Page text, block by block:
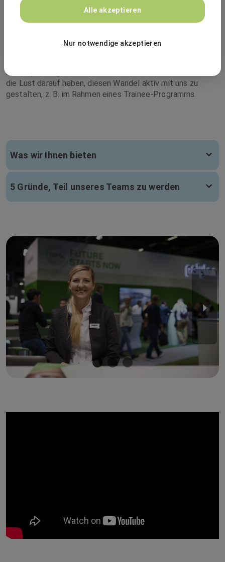
Darüber hinaus erwarten Sie bei uns aber viele weitere
Vorteile, wie zum Beispiel Dienstrad oder Dienstwagen (je
Corporate Benefits oder Zuschüsse zur Altersvorsorge.
neue, sportbegeisterte Mitarbeiterinnen und Mitarbeiter,
die Lust darauf haben, diesen Wandel aktiv mit uns zu
gestalten, z. B. im Rahmen eines Trainee-Programms.
Was wir Ihnen bieten
5 Gründe, Teil unseres Teams zu werden
Alle akzeptieren
Nur notwendige akzeptieren